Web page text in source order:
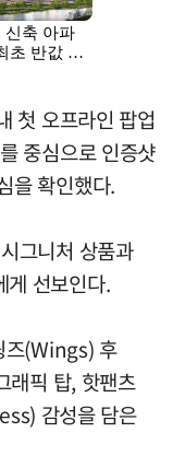
첫 오프라인 팝업
중심으로 인증샷
을 확인했다.
그니처 상품과
게 선보인다.
즈(Wings) 후
래픽 탑, 핫팬츠
감성을 담은